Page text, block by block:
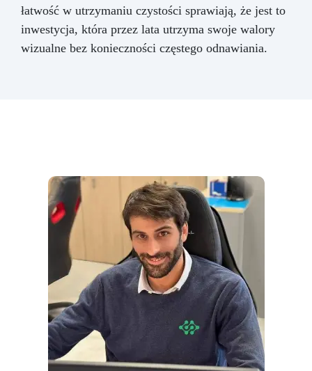
łatwość w utrzymaniu czystości sprawiają, że jest to
inwestycja, która przez lata utrzyma swoje walory
wizualne bez konieczności częstego odnawiania.